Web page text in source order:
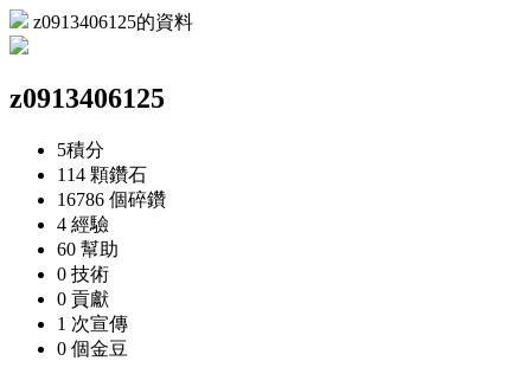
z0913406125的資料
z0913406125
5積分
114 顆鑽石
16786 個碎鑽
4 經驗
60 幫助
0 技術
0 貢獻
1 次宣傳
0 個金豆